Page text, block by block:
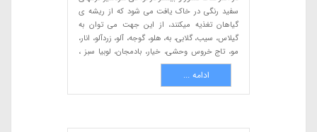
سفید رنگی در خاک یافت می شود که از ریشه ی
گیاهان تغذیه میکنند، از این جهت می توان به
گیلاس، سیب، گلابی، به، هلو، گوجه، آلو، زردآلو، انار،
مو، تاج خروس وحشی، خیار، بادمجان، لوبیا سبز ،
کدو، سیب زمینی، یاس بنفش، برگ بو ، برگ نو،
گلایول، چمن، تبریزی، بید، ئ نارون اشاره کرد
ادامه ...